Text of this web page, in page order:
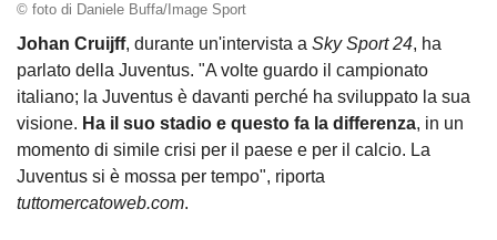
© foto di Daniele Buffa/Image Sport
Johan Cruijff, durante un'intervista a Sky Sport 24, ha
parlato della Juventus. "A volte guardo il campionato
italiano; la Juventus è davanti perché ha sviluppato la sua
visione. Ha il suo stadio e questo fa la differenza, in un
momento di simile crisi per il paese e per il calcio. La
Juventus si è mossa per tempo", riporta
tuttomercatoweb.com.